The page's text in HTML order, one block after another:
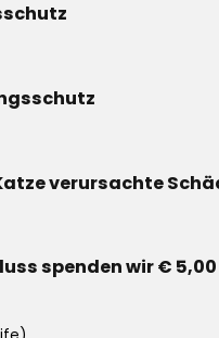
verursachte
spenden wir €